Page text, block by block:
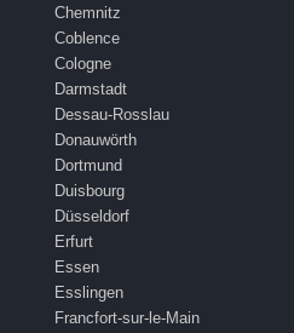
Chemnitz
Coblence
Cologne
Darmstadt
Dessau-Rosslau
Donauwörth
Dortmund
Duisbourg
Düsseldorf
Erfurt
Essen
Esslingen
Francfort-sur-le-Main